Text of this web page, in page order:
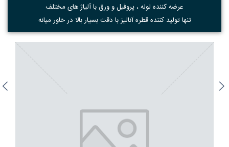
عرضه کننده لوله ، پروفیل و ورق با آلیاژ های مختلف
تنها تولید کننده قطره آنالیز با دقت بسیار بالا در خاور میانه